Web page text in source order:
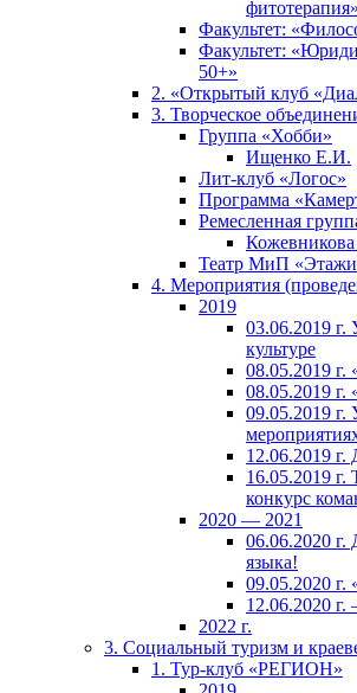
Факультет:
Факультет:
50+»
2. «Открытый клуб
3. Творческое
Группа «Хобби»
Ищенко Е.И.
Лит-клуб «Логос»
Программа
Ремесленная
Театр МиП
4. Мероприятия
2019
03.06.2019 г.
культуре
08.05.2019 г.
08.05.2019 г.
09.05.2019 г.
12.06.2019 г.
16.05.2019 г.
конкурс
2020 — 2021
06.06.2020 г.
языка!
09.05.2020 г.
12.06.2020
2022 г.
3. Социальный туризм и
1. Тур-клуб «РЕГИОН»